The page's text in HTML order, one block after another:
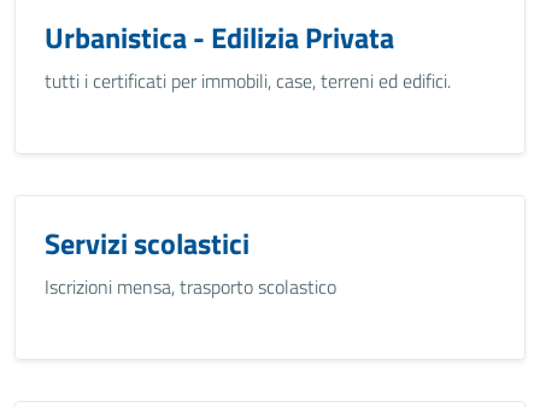
Urbanistica - Edilizia Privata
tutti i certificati per immobili, case, terreni ed edifici.
Servizi scolastici
Iscrizioni mensa, trasporto scolastico